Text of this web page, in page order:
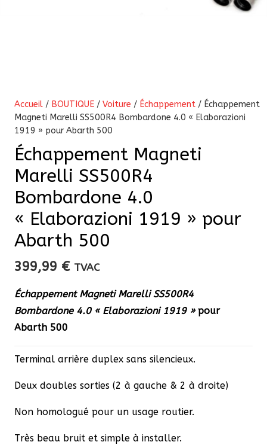
Accueil / BOUTIQUE / Voiture / Échappement / Échappement
Magneti Marelli SS500R4 Bombardone 4.0 « Elaborazioni
1919 » pour Abarth 500
Échappement Magneti
Marelli SS500R4
Bombardone 4.0
« Elaborazioni 1919 » pour
Abarth 500
399,99 € TVAC
Échappement Magneti Marelli SS500R4
Bombardone 4.0 « Elaborazioni 1919 »pour
Abarth 500
Terminal arrière duplex sans silencieux.
Deux doubles sorties (2 à gauche & 2 à droite)
Non homologué pour un usage routier.
Très beau bruit et simple à installer.